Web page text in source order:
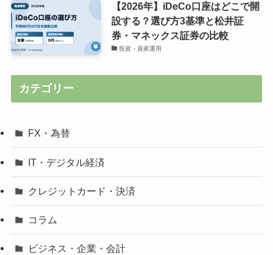
【2026年】iDeCo口座はどこで開
設する？選び方3基準と松井証
券・マネックス証券の比較
投資・資産運用
カテゴリー
FX・為替
IT・デジタル経済
クレジットカード・決済
コラム
ビジネス・企業・会計